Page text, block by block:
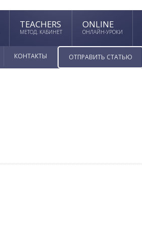
TEACHERS
МЕТОД. КАБИНЕТ
ONLINE
ОНЛАЙН-УРОКИ
КОНТАКТЫ ОТПРАВИТЬ СТАТЬЮ